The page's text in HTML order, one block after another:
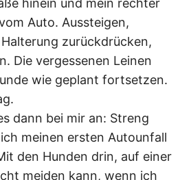
hinein und mein rechter
Auto. Aussteigen,
zurückdrücken,
Die vergessenen Leinen
wie geplant fortsetzen.
dann bei mir an: Streng
meinen ersten Autounfall
den Hunden drin, auf einer
meiden kann, wenn ich